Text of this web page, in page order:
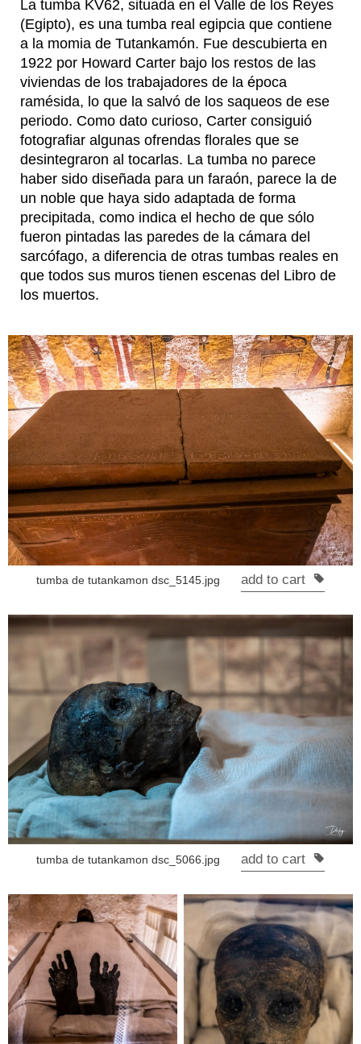
La tumba KV62, situada en el Valle de los Reyes
(Egipto), es una tumba real egipcia que contiene
a la momia de Tutankamón. Fue descubierta en
1922 por Howard Carter bajo los restos de las
viviendas de los trabajadores de la época
ramésida, lo que la salvó de los saqueos de ese
periodo. Como dato curioso, Carter consiguió
fotografiar algunas ofrendas florales que se
desintegraron al tocarlas. La tumba no parece
haber sido diseñada para un faraón, parece la de
un noble que haya sido adaptada de forma
precipitada, como indica el hecho de que sólo
fueron pintadas las paredes de la cámara del
sarcófago, a diferencia de otras tumbas reales en
que todos sus muros tienen escenas del Libro de
los muertos.
tumba de tutankamon dsc_5145.jpg add to cart
tumba de tutankamon dsc_5066.jpg add to cart